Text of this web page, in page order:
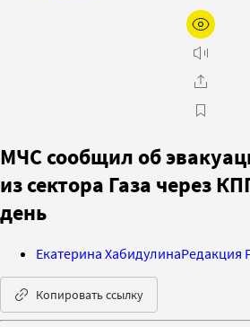
МЧС сообщил об
из сектора Газа через
день
Екатерина ХабидулинаРедакция
Копировать ссылку